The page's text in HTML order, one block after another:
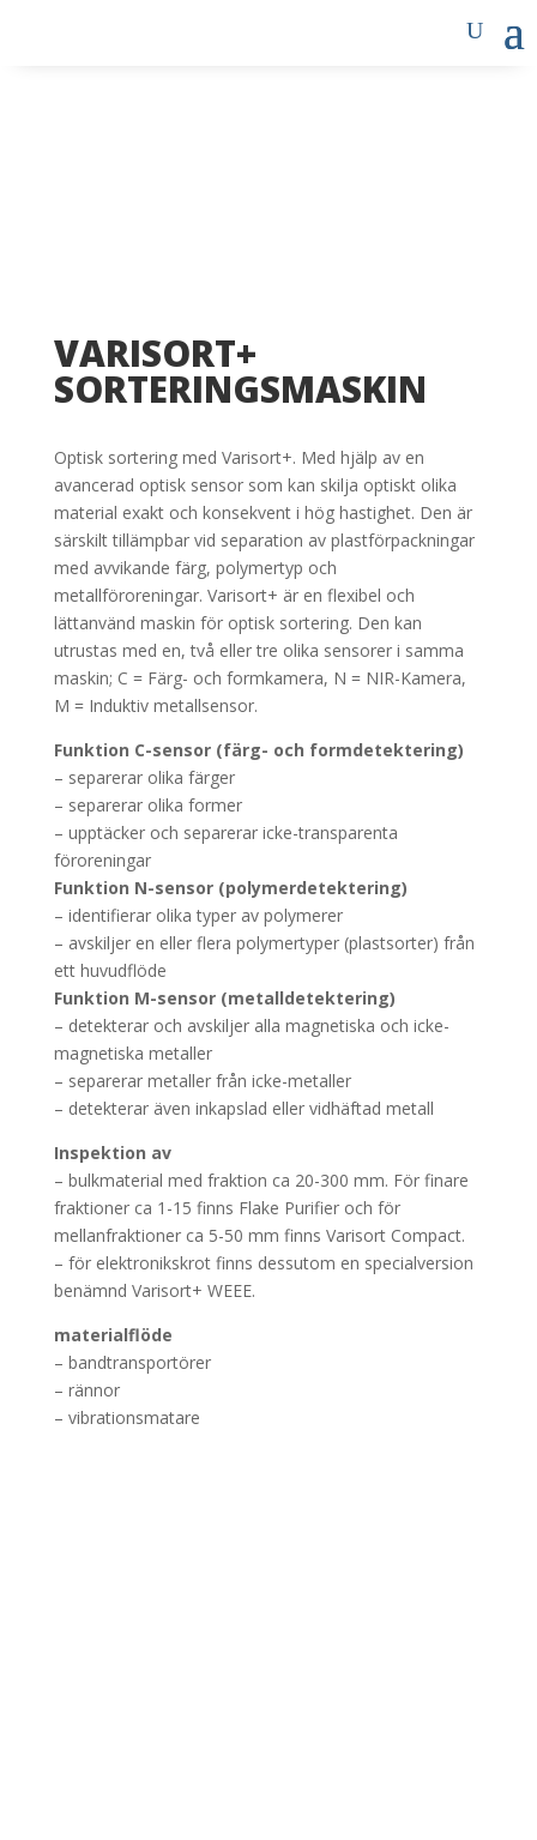
VARISORT+
SORTERINGSMASKIN
Optisk sortering med Varisort+. Med hjälp av en
avancerad optisk sensor som kan skilja optiskt olika
material exakt och konsekvent i hög hastighet. Den är
särskilt tillämpbar vid separation av plastförpackningar
med avvikande färg, polymertyp och
metallföroreningar. Varisort+ är en flexibel och
lättanvänd maskin för optisk sortering. Den kan
utrustas med en, två eller tre olika sensorer i samma
maskin; C = Färg- och formkamera, N = NIR-Kamera,
M = Induktiv metallsensor.
Funktion C-sensor (färg- och formdetektering)
– separerar olika färger
– separerar olika former
– upptäcker och separerar icke-transparenta
föroreningar
Funktion N-sensor (polymerdetektering)
– identifierar olika typer av polymerer
– avskiljer en eller flera polymertyper (plastsorter) från
ett huvudflöde
Funktion M-sensor (metalldetektering)
– detekterar och avskiljer alla magnetiska och icke-
magnetiska metaller
– separerar metaller från icke-metaller
– detekterar även inkapslad eller vidhäftad metall
Inspektion av
– bulkmaterial med fraktion ca 20-300 mm. För finare
fraktioner ca 1-15 finns Flake Purifier och för
mellanfraktioner ca 5-50 mm finns Varisort Compact.
– för elektronikskrot finns dessutom en specialversion
benämnd Varisort+ WEEE.
materialflöde
– bandtransportörer
– rännor
– vibrationsmatare